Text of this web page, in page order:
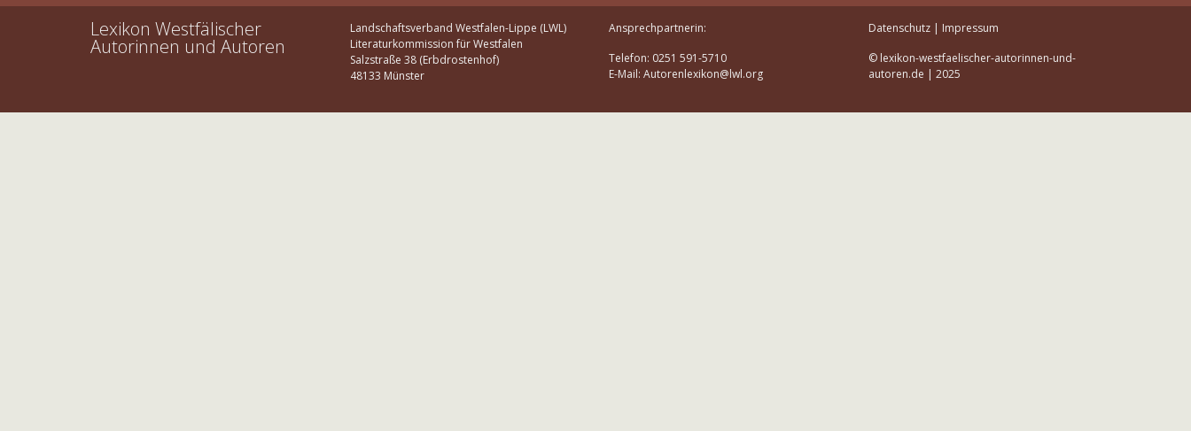
Lexikon Westfälischer
Autorinnen und Autoren
Landschaftsverband Westfalen-Lippe (LWL)
Literaturkommission für Westfalen
Salzstraße 38 (Erbdrostenhof)
48133 Münster
Ansprechpartnerin:
Telefon: 0251 591-5710
E-Mail: Autorenlexikon@lwl.org
Datenschutz| Impressum
© lexikon-westfaelischer-autorinnen-und-
autoren.de | 2025